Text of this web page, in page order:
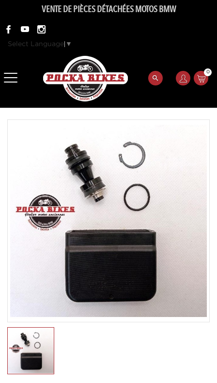
VENTE DE PIÈCES DÉTACHÉES MOTOS BMW
Select Language ▼
0